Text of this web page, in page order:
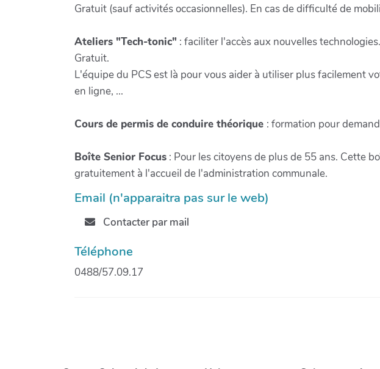
Gratuit (sauf activités occasionnelles). En cas de difficulté de
Ateliers "Tech-tonic" : faciliter l'accès aux nouvelles
Gratuit.
L'équipe du PCS est là pour vous aider à utiliser plus facilement
en ligne, ...
Cours de permis de conduire théorique : formation pour
Boîte Senior Focus : Pour les citoyens de plus de 55 ans. Cette
gratuitement à l'accueil de l'administration communale.
Email (n'apparaitra pas sur le web)
Contacter par mail
Téléphone
0488/57.09.17